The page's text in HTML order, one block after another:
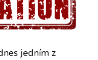
jedním z